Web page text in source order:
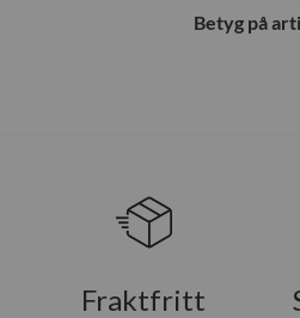
Betyg på
Fraktfritt